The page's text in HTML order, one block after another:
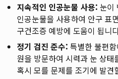
지속적인 인공눈물 사용: 눈이
인공눈물을 사용하여 안구 표
구건조증 예방에 도움이 됩니
정기 검진 준수: 특별한 불편
원을 방문하여 시력과 눈 상
혹시 모를 문제를 조기에 발견